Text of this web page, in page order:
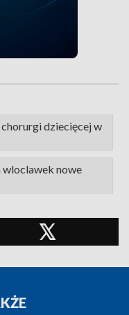
dziecięcej w
wloclawek nowe